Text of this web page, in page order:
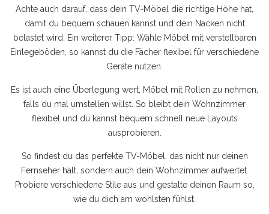
Achte auch darauf, dass dein TV-Möbel die richtige Höhe hat,
damit du bequem schauen kannst und dein Nacken nicht
belastet wird. Ein weiterer Tipp: Wähle Möbel mit verstellbaren
Einlegeböden, so kannst du die Fächer flexibel für verschiedene
Geräte nutzen.
Es ist auch eine Überlegung wert, Möbel mit Rollen zu nehmen,
falls du mal umstellen willst. So bleibt dein Wohnzimmer
flexibel und du kannst bequem schnell neue Layouts
ausprobieren.
So findest du das perfekte TV-Möbel, das nicht nur deinen
Fernseher hält, sondern auch dein Wohnzimmer aufwertet.
Probiere verschiedene Stile aus und gestalte deinen Raum so,
wie du dich am wohlsten fühlst.